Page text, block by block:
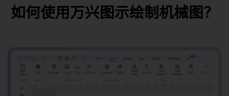
如何使用万兴图示绘制机械图？